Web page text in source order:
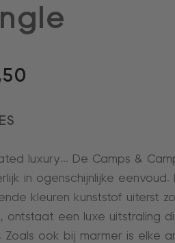
luxury… De Camps &
in ogenschijnlijke eenvoud.
kleuren kunststof uiterst
ontstaat een luxe uitstraling
Zoals ook bij marmer is elke